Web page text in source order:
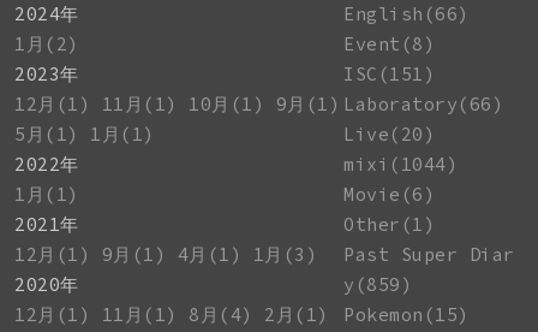
2024年
1月(2)
2023年
12月(1)
11月(1) 10月(1)
9月(1)
5月(1)
1月(1)
2022年
1月(1)
2021年
12月(1)
9月(1) 4月(1)
1月(3)
2020年
12月(1)
11月(1) 8月(4)
2月(1)
English(66)
Event(8)
ISC(151)
Laboratory(66)
Live(20)
mixi(1044)
Movie(6)
Other(1)
Past Super Diar
y(859)
Pokemon(15)